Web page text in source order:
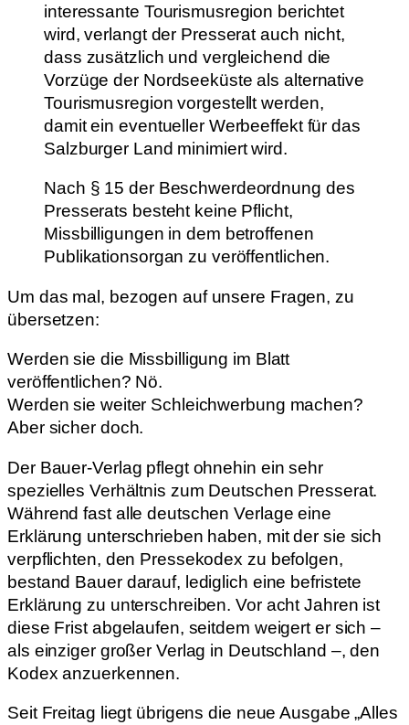
interessante Tourismusregion berichtet
wird, verlangt der Presserat auch nicht,
dass zusätzlich und vergleichend die
Vorzüge der Nordseeküste als alternative
Tourismusregion vorgestellt werden,
damit ein eventueller Werbeeffekt für das
Salzburger Land minimiert wird.
Nach § 15 der Beschwerdeordnung des
Presserats besteht keine Pflicht,
Missbilligungen in dem betroffenen
Publikationsorgan zu veröffentlichen.
Um das mal, bezogen auf unsere Fragen, zu
übersetzen:
Werden sie die Missbilligung im Blatt
veröffentlichen? Nö.
Werden sie weiter Schleichwerbung machen?
Aber sicher doch.
Der Bauer-Verlag pflegt ohnehin ein sehr
spezielles Verhältnis zum Deutschen Presserat.
Während fast alle deutschen Verlage eine
Erklärung unterschrieben haben, mit der sie sich
verpflichten, den Pressekodex zu befolgen,
bestand Bauer darauf, lediglich eine befristete
Erklärung zu unterschreiben. Vor acht Jahren ist
diese Frist abgelaufen, seitdem weigert er sich –
als einziger großer Verlag in Deutschland –, den
Kodex anzuerkennen.
Seit Freitag liegt übrigens die neue Ausgabe „Alles